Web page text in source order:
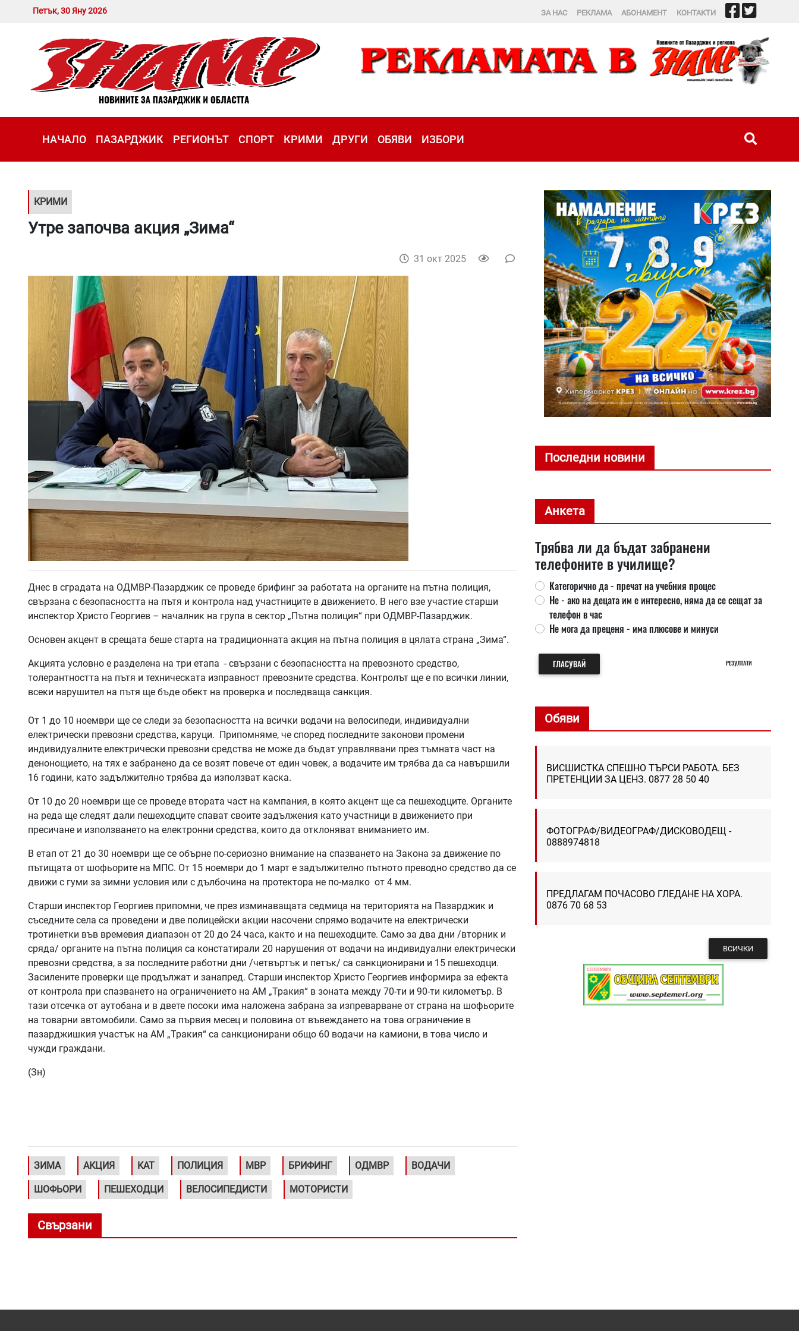
Петък, 30 Яну 2026 ЗА НАС РЕКЛАМА АБОНАМЕНТ КОНТАКТИ
НАЧАЛО ПАЗАРДЖИК РЕГИОНЪТ СПОРТ КРИМИ ДРУГИ ОБЯВИ ИЗБОРИ
КРИМИ
Утре започва акция „Зима“
31 окт 2025
Днес в сградата на ОДМВР-Пазарджик се проведе брифинг за работата на органите на пътна полиция,
свързана с безопасността на пътя и контрола над участниците в движението. В него взе участие старши
инспектор Христо Георгиев – началник на група в сектор „Пътна полиция“ при ОДМВР-Пазарджик.
Основен акцент в срещата беше старта на традиционната акция на пътна полиция в цялата страна „Зима“.
Акцията условно е разделена на три етапа - свързани с безопасността на превозното средство,
толерантността на пътя и техническата изправност превозните средства. Контролът ще е по всички линии,
всеки нарушител на пътя ще бъде обект на проверка и последваща санкция.
От 1 до 10 ноември ще се следи за безопасността на всички водачи на велосипеди, индивидуални
електрически превозни средства, каруци. Припомняме, че според последните законови промени
индивидуалните електрически превозни средства не може да бъдат управлявани през тъмната част на
денонощието, на тях е забранено да се возят повече от един човек, а водачите им трябва да са навършили
16 години, като задължително трябва да използват каска.
От 10 до 20 ноември ще се проведе втората част на кампания, в която акцент ще са пешеходците. Органите
на реда ще следят дали пешеходците спават своите задължения като участници в движението при
пресичане и използването на електронни средства, които да отклоняват вниманието им.
В етап от 21 до 30 ноември ще се обърне по-сериозно внимание на спазването на Закона за движение по
пътищата от шофьорите на МПС. От 15 ноември до 1 март е задължително пътното преводно средство да се
движи с гуми за зимни условия или с дълбочина на протектора не по-малко от 4 мм.
Старши инспектор Георгиев припомни, че през изминаващата седмица на територията на Пазарджик и
съседните села са проведени и две полицейски акции насочени спрямо водачите на електрически
тротинетки във времевия диапазон от 20 до 24 часа, както и на пешеходците. Само за два дни /вторник и
сряда/ органите на пътна полиция са констатирали 20 нарушения от водачи на индивидуални електрически
превозни средства, а за последните работни дни /четвъртък и петък/ са санкционирани и 15 пешеходци.
Засилените проверки ще продължат и занапред. Старши инспектор Христо Георгиев информира за ефекта
от контрола при спазването на ограничението на АМ „Тракия“ в зоната между 70-ти и 90-ти километър. В
тази отсечка от аутобана и в двете посоки има наложена забрана за изпреварване от страна на шофьорите
на товарни автомобили. Само за първия месец и половина от въвеждането на това ограничение в
пазарджишкия участък на АМ „Тракия“ са санкционирани общо 60 водачи на камиони, в това число и
чужди граждани.
(Зн)
ЗИМА АКЦИЯ КАТ ПОЛИЦИЯ МВР БРИФИНГ ОДМВР ВОДАЧИ
ШОФЬОРИ ПЕШЕХОДЦИ ВЕЛОСИПЕДИСТИ МОТОРИСТИ
Свързани
Последни новини
Анкета
Трябва ли да бъдат забранени
телефоните в училище?
Категорично да - пречат на учебния процес
Не - ако на децата им е интересно, няма да се сещат за
телефон в час
Не мога да преценя - има плюсове и минуси
ГЛАСУВАЙ РЕЗУЛТАТИ
Обяви
ВИСШИСТКА СПЕШНО ТЪРСИ РАБОТА. БЕЗ
ПРЕТЕНЦИИ ЗА ЦЕНЗ. 0877 28 50 40
ФОТОГРАФ/ВИДЕОГРАФ/ДИСКОВОДЕЩ -
0888974818
ПРЕДЛАГАМ ПОЧАСОВО ГЛЕДАНЕ НА ХОРА.
0876 70 68 53
ВСИЧКИ